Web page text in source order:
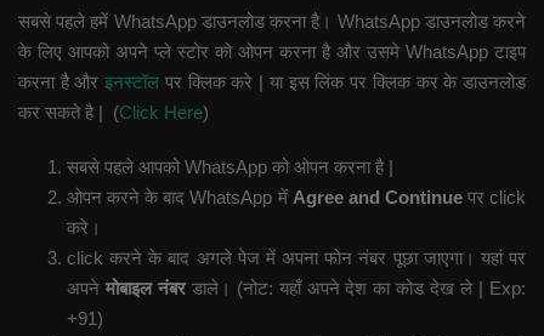
सबसे पहले हमें WhatsApp डाउनलोड करना है। WhatsApp डाउनलोड करने
के लिए आपको अपने प्ले स्टोर को ओपन करना है और उसमे WhatsApp टाइप
करना है औरइनस्टॉल पर क्लिक करे | या इस लिंक पर क्लिक कर के डाउनलोड
कर सकते है | (Click Here)
सबसे पहले आपको WhatsApp को ओपन करना है |
ओपन करने के बाद WhatsApp में Agree and Continueपर click
करे।
click करने के बाद अगले पेज में अपना फोन नंबर पूछा जाएगा। यहां पर
अपने मोबाइल नंबरडाले। (नोट: यहाँ अपने देश का कोड देख ले | Exp:
+91)